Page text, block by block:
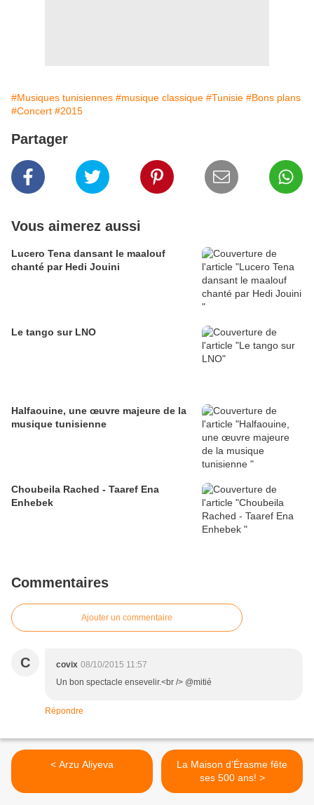
#Musiques tunisiennes #musique classique #Tunisie #Bons plans
#Concert #2015
Partager
Vous aimerez aussi
Lucero Tena dansant le maalouf
chanté par Hedi Jouini
Le tango sur LNO
Halfaouine, une œuvre majeure de la
musique tunisienne
Choubeila Rached - Taaref Ena
Enhebek
Commentaires
Ajouter un commentaire
C covix 08/10/2015 11:57
Un bon spectacle ensevelir.<br /> @mitié
Répondre
< Arzu Aliyeva
La Maison d’Érasme fête
ses 500 ans! >